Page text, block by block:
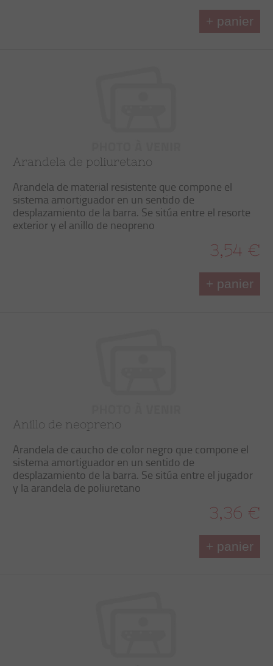
+ panier
Arandela de poliuretano
Arandela de material resistente que compone el
sistema amortiguador en un sentido de
desplazamiento de la barra. Se sitúa entre el resorte
exterior y el anillo de neopreno
3,54 €
+ panier
Anillo de neopreno
Arandela de caucho de color negro que compone el
sistema amortiguador en un sentido de
desplazamiento de la barra. Se sitúa entre el jugador
y la arandela de poliuretano
3,36 €
+ panier